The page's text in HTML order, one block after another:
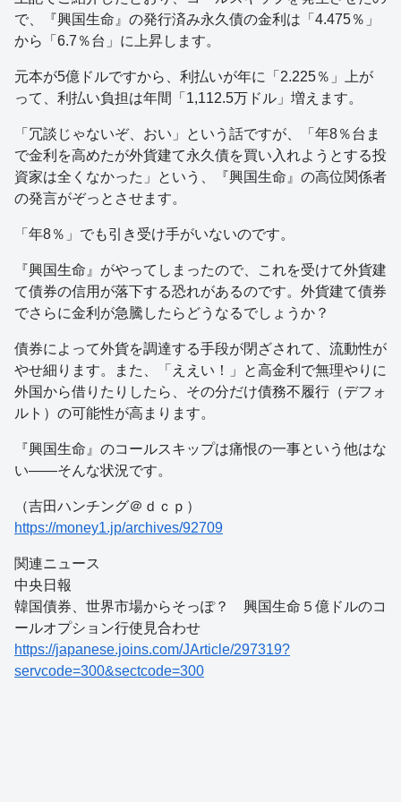
で、『興国生命』の発行済み永久債の金利は「4.475％」
から「6.7％台」に上昇します。
元本が5億ドルですから、利払いが年に「2.225％」上が
って、利払い負担は年間「1,112.5万ドル」増えます。
「冗談じゃないぞ、おい」という話ですが、「年8％台ま
で金利を高めたが外貨建て永久債を買い入れようとする投
資家は全くなかった」という、『興国生命』の高位関係者
の発言がぞっとさせます。
「年8％」でも引き受け手がいないのです。
『興国生命』がやってしまったので、これを受けて外貨建
て債券の信用が落下する恐れがあるのです。外貨建て債券
でさらに金利が急騰したらどうなるでしょうか？
債券によって外貨を調達する手段が閉ざされて、流動性が
やせ細ります。また、「ええい！」と高金利で無理やりに
外国から借りたりしたら、その分だけ債務不履行（デフォ
ルト）の可能性が高まります。
『興国生命』のコールスキップは痛恨の一事という他はな
い――そんな状況です。
（吉田ハンチング＠ｄｃｐ）
https://money1.jp/archives/92709
関連ニュース
中央日報
韓国債券、世界市場からそっぽ？ 興国生命５億ドルのコ
ールオプション行使見合わせ
https://japanese.joins.com/JArticle/297319?
servcode=300&sectcode=300